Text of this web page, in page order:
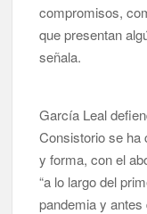
compromisos,
que presentan
señala.
García Leal
Consistorio se ha
y forma, con el
“a lo largo del
pandemia y